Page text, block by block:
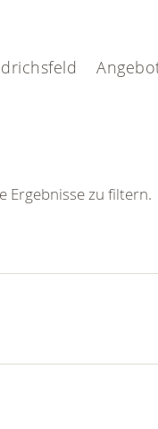
Ergebnisse zu filtern.